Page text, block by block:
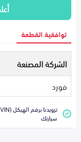
توافقية القطعة
الشركة المصنعة
فورد
سيارتك